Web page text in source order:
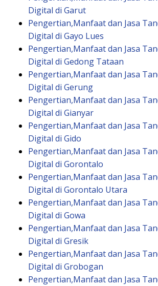
Digital di Garut
Pengertian,Manfaat dan Jasa
Digital di Gayo Lues
Pengertian,Manfaat dan Jasa
Digital di Gedong Tataan
Pengertian,Manfaat dan Jasa
Digital di Gerung
Pengertian,Manfaat dan Jasa
Digital di Gianyar
Pengertian,Manfaat dan Jasa
Digital di Gido
Pengertian,Manfaat dan Jasa
Digital di Gorontalo
Pengertian,Manfaat dan Jasa
Digital di Gorontalo Utara
Pengertian,Manfaat dan Jasa
Digital di Gowa
Pengertian,Manfaat dan Jasa
Digital di Gresik
Pengertian,Manfaat dan Jasa
Digital di Grobogan
Pengertian,Manfaat dan Jasa